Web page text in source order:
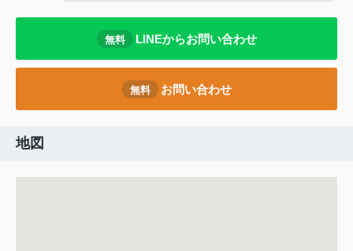
無料 LINEからお問い合わせ
無料 お問い合わせ
地図